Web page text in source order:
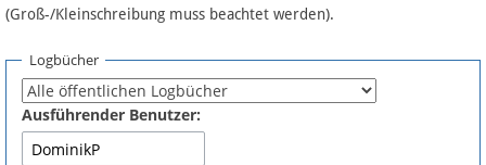
Fördermitglied werden
Fehler melden
(Groß-/Kleinschreibung muss beachtet werden).
Logbücher
Ausführender Benutzer: